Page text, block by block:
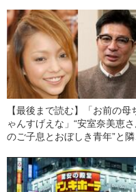
【最後まで読む】「お前の母
ゃんすげえな」“安室奈美恵さ
のご子息とおぼしき青年”と隣
ジェント藤田晋会長が「彼女
引退ツアー」に感動したワケ